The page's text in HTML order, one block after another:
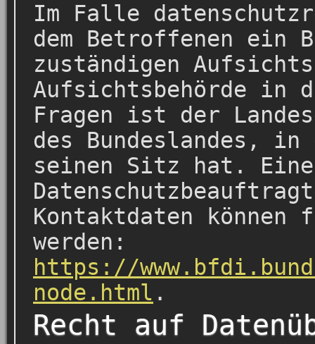
Im Falle
dem Betroffenen ein
zuständigen
Aufsichtsbehörde in
Fragen ist der
des Bundeslandes, in
seinen Sitz hat.
Kontaktdaten können
werden:
https://
node.html .
Recht auf